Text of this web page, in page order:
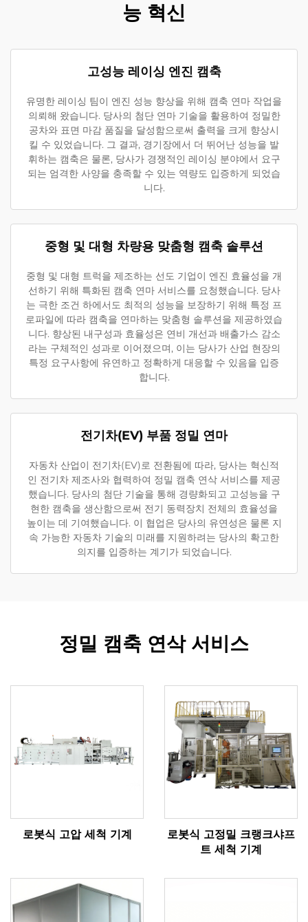
능 혁신
고성능 레이싱 엔진 캠축
유명한 레이싱 팀이 엔진 성능 향상을 위해 캠축 연마 작업을
의뢰해 왔습니다. 당사의 첨단 연마 기술을 활용하여 정밀한
공차와 표면 마감 품질을 달성함으로써 출력을 크게 향상시
킬 수 있었습니다. 그 결과, 경기장에서 더 뛰어난 성능을 발
휘하는 캠축은 물론, 당사가 경쟁적인 레이싱 분야에서 요구
되는 엄격한 사양을 충족할 수 있는 역량도 입증하게 되었습
니다.
중형 및 대형 차량용 맞춤형 캠축 솔루션
중형 및 대형 트럭을 제조하는 선도 기업이 엔진 효율성을 개
선하기 위해 특화된 캠축 연마 서비스를 요청했습니다. 당사
는 극한 조건 하에서도 최적의 성능을 보장하기 위해 특정 프
로파일에 따라 캠축을 연마하는 맞춤형 솔루션을 제공하였습
니다. 향상된 내구성과 효율성은 연비 개선과 배출가스 감소
라는 구체적인 성과로 이어졌으며, 이는 당사가 산업 현장의
특정 요구사항에 유연하고 정확하게 대응할 수 있음을 입증
합니다.
전기차(EV) 부품 정밀 연마
자동차 산업이 전기차(EV)로 전환됨에 따라, 당사는 혁신적
인 전기차 제조사와 협력하여 정밀 캠축 연삭 서비스를 제공
했습니다. 당사의 첨단 기술을 통해 경량화되고 고성능을 구
현한 캠축을 생산함으로써 전기 동력장치 전체의 효율성을
높이는 데 기여했습니다. 이 협업은 당사의 유연성은 물론 지
속 가능한 자동차 기술의 미래를 지원하려는 당사의 확고한
의지를 입증하는 계기가 되었습니다.
정밀 캠축 연삭 서비스
로봇식 고압 세척 기계
로봇식 고정밀 크랭크샤프
트 세척 기계